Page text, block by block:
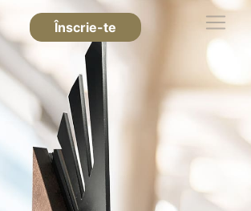
Înscrie-te